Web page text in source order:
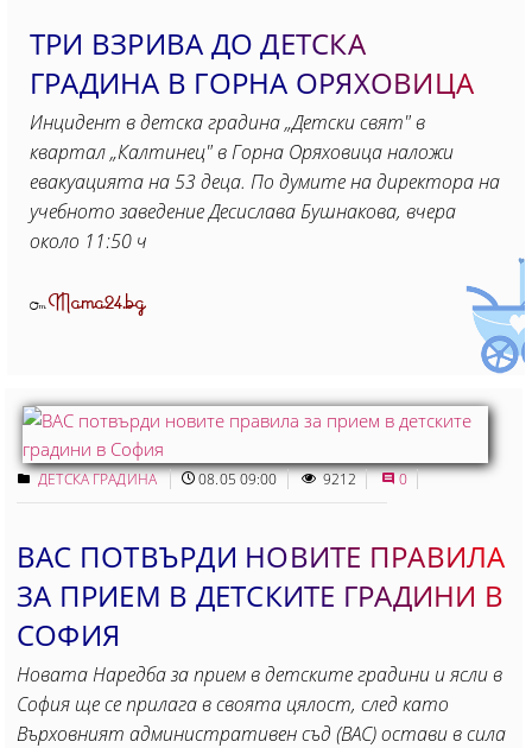
ТРИ ВЗРИВА ДО ДЕТСКА
ГРАДИНА В ГОРНА ОРЯХОВИЦА
Инцидент в детска градина „Детски свят" в
квартал „Калтинец" в Горна Оряховица наложи
евакуацията на 53 деца. По думите на директора на
учебното заведение Десислава Бушнакова, вчера
около 11:50 ч
ОтMama24.bg
ДЕТСКА ГРАДИНА 08.05 09:00 9212 0
ВАС ПОТВЪРДИ НОВИТЕ ПРАВИЛА
ЗА ПРИЕМ В ДЕТСКИТЕ ГРАДИНИ В
СОФИЯ
Новата Наредба за прием в детските градини и ясли в
София ще се прилага в своята цялост, след като
Върховният административен съд (ВАС) остави в сила